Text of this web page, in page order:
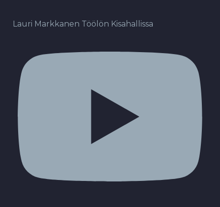
Lauri Markkanen Töölön Kisahallissa